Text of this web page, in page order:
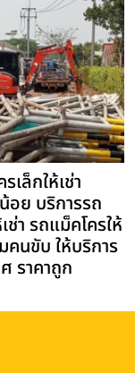
เล็กให้เช่า
อย บริการรถ
ช่า รถแม็คโครให้
คนขับ ให้บริการ
ราคาถูก